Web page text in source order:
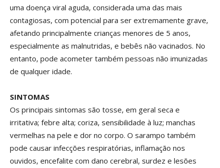
uma doença viral aguda, considerada uma das mais
contagiosas, com potencial para ser extremamente grave,
afetando principalmente crianças menores de 5 anos,
especialmente as malnutridas, e bebês não vacinados. No
entanto, pode acometer também pessoas não imunizadas
de qualquer idade.
SINTOMAS
Os principais sintomas são tosse, em geral seca e
irritativa; febre alta; coriza, sensibilidade à luz; manchas
vermelhas na pele e dor no corpo. O sarampo também
pode causar infecções respiratórias, inflamação nos
ouvidos, encefalite com dano cerebral, surdez e lesões